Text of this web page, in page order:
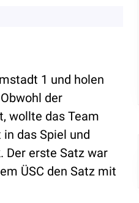
1 und holen
der
wollte das Team
das Spiel und
Der erste Satz war
ÜSC den Satz mit